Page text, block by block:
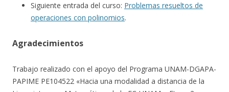
Siguiente entrada del curso: Problemas resueltos de
operaciones con polinomios.
Agradecimientos
Trabajo realizado con el apoyo del Programa UNAM-DGAPA-
PAPIME PE104522 «Hacia una modalidad a distancia de la